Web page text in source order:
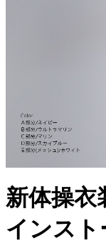
新体操衣
インスト